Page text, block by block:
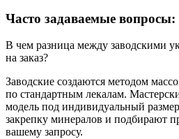
Часто задаваемые вопросы:
В чем разница между заводскими
на заказ?
Заводские создаются методом
по стандартным лекалам.
модель под индивидуальный
закрепку минералов и подбирают
вашему запросу.